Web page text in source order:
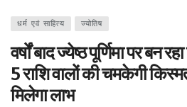
धर्म एवं साहित्य ज्योतिष
वर्षों बाद ज्येष्ठ पूर्णिमा पर बन
5 राशि वालों की चमकेगी
मिलेगा लाभ